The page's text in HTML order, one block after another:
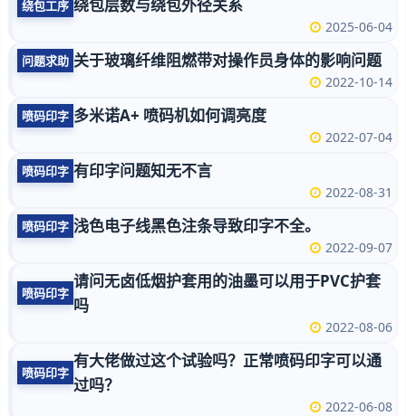
绕包工序 绕包层数与绕包外径关系
2025-06-04
问题求助 关于玻璃纤维阻燃带对操作员身体的影响问题
2022-10-14
喷码印字 多米诺A+ 喷码机如何调亮度
2022-07-04
喷码印字 有印字问题知无不言
2022-08-31
喷码印字 浅色电子线黑色注条导致印字不全。
2022-09-07
喷码印字
请问无卤低烟护套用的油墨可以用于PVC护套
吗
2022-08-06
喷码印字
有大佬做过这个试验吗？正常喷码印字可以通
过吗？
2022-06-08